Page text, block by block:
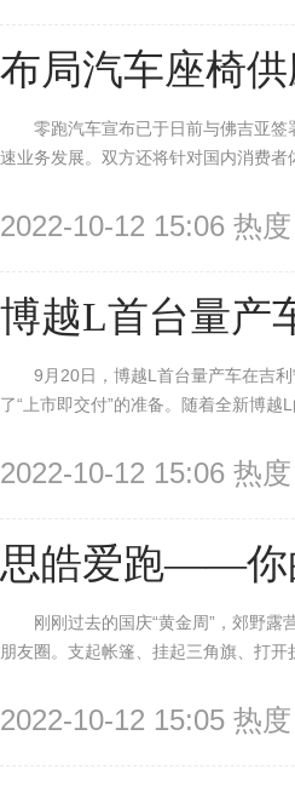
布局汽车座椅
零跑汽车宣布已于日前与佛吉亚
速业务发展。双方还将针对国内消费
2022-10-12 15:06 热
博越L首台量产
9月20日，博越L首台量产车在吉
了“上市即交付”的准备。随着全新博
2022-10-12 15:06 热
思皓爱跑——你
刚刚过去的国庆“黄金周”，郊野
朋友圈。支起帐篷、挂起三角旗、打
2022-10-12 15:05 热